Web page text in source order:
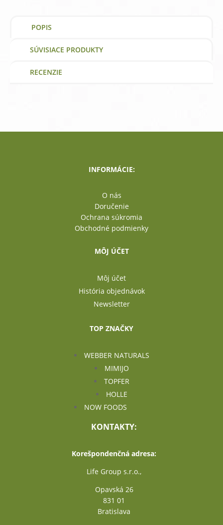
POPIS
SÚVISIACE PRODUKTY
RECENZIE
INFORMÁCIE:
O nás
Doručenie
Ochrana súkromia
Obchodné podmienky
MÔJ ÚČET
Môj účet
História objednávok
Newsletter
TOP ZNAČKY
WEBBER NATURALS
MIMIJO
TOPFER
HOLLE
NOW FOODS
KONTAKTY:
Korešpondenčná adresa:
Life Group s.r.o.,
Opavská 26
831 01
Bratislava